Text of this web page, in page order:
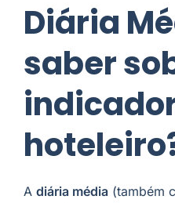
Diária
saber
A diária média (também